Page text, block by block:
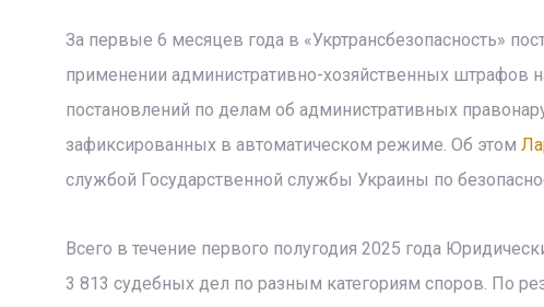
За первые 6 месяцев года в «Укртрансбезопасность»
применении административно-хозяйственных штрафов
постановлений по делам об административных
зафиксированных в автоматическом режиме. Об этом
службой Государственной службы Украины по
Всего в течение первого полугодия 2025 года
3 813 судебных дел по разным категориям споров. По